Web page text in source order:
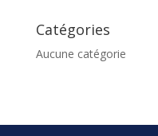
Catégories
Aucune catégorie